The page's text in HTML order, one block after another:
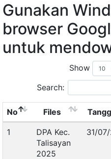
Gunakan
browser
untuk
Show
Search:
No Files
1
DPA Kec.
Talisayan
2025
31/